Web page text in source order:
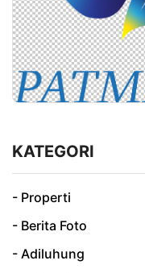
KATEGORI
- Properti
- Berita Foto
- Adiluhung